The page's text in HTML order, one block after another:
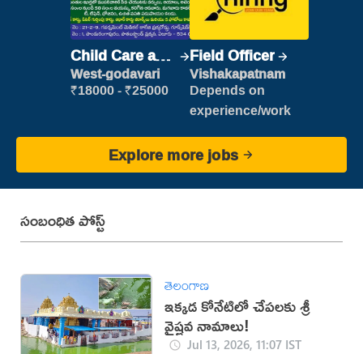
Child Care and
Patient care
West-godavari
₹18000 - ₹25000
Field Officer
Vishakapatnam
Depends on
experience/work
Explore more jobs
సంబంధిత పోస్ట్
తెలంగాణ
ఇక్కడ కోనేటిలో చేపలకు శ్రీ
వైష్ణవ నామాలు!
Jul 13, 2026, 11:07 IST